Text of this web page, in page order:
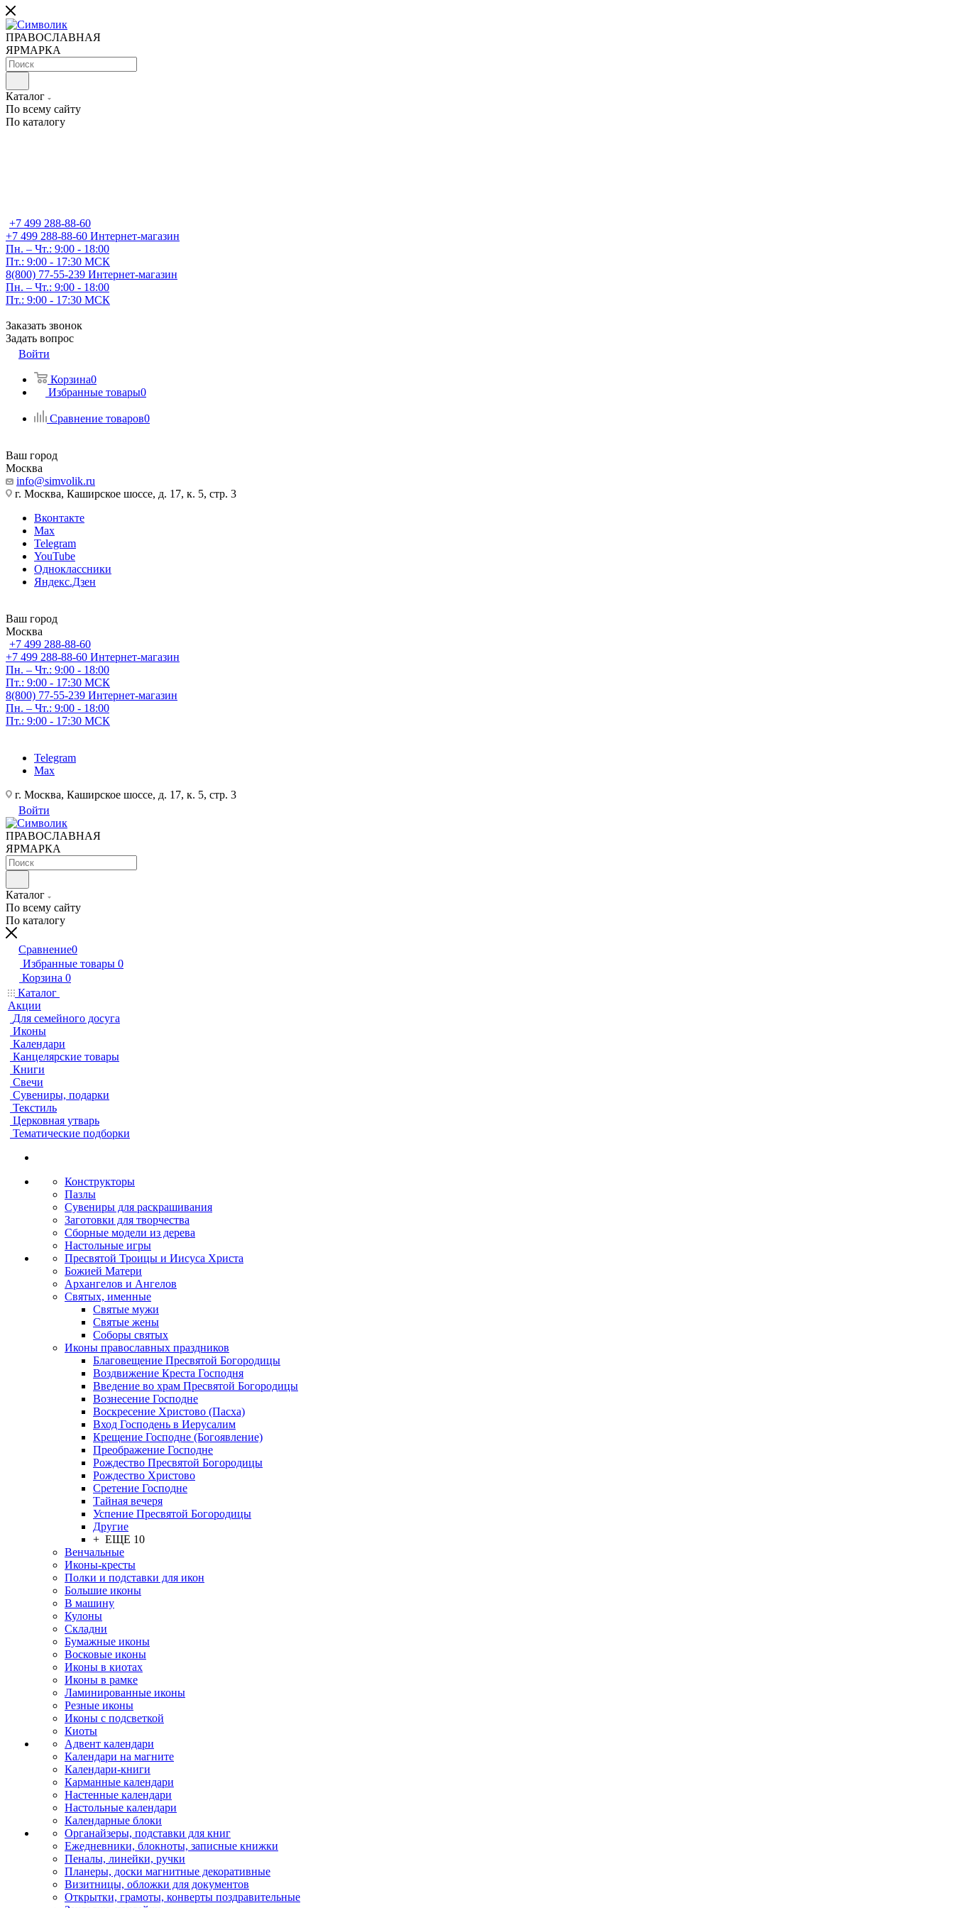
ПРАВОСЛАВНАЯ
ЯРМАРКА
Каталог
По всему сайту
По каталогу
+7 499 288-88-60
+7 499 288-88-60 Интернет-магазин
Пн. – Чт.: 9:00 - 18:00
Пт.: 9:00 - 17:30 МСК
8(800) 77-55-239 Интернет-магазин
Пн. – Чт.: 9:00 - 18:00
Пт.: 9:00 - 17:30 МСК
Заказать звонок
Задать вопрос
Войти
Корзина0
Избранные товары0
Сравнение товаров0
Ваш город
Москва
info@simvolik.ru
г. Москва, Каширское шоссе, д. 17, к. 5, стр. 3
Вконтакте
Max
Telegram
YouTube
Одноклассники
Яндекс.Дзен
Ваш город
Москва
+7 499 288-88-60
+7 499 288-88-60 Интернет-магазин
Пн. – Чт.: 9:00 - 18:00
Пт.: 9:00 - 17:30 МСК
8(800) 77-55-239 Интернет-магазин
Пн. – Чт.: 9:00 - 18:00
Пт.: 9:00 - 17:30 МСК
Telegram
Max
г. Москва, Каширское шоссе, д. 17, к. 5, стр. 3
Войти
ПРАВОСЛАВНАЯ
ЯРМАРКА
Каталог
По всему сайту
По каталогу
Сравнение0
Избранные товары 0
Корзина 0
Каталог
Акции
Для семейного досуга
Иконы
Календари
Канцелярские товары
Книги
Свечи
Сувениры, подарки
Текстиль
Церковная утварь
Тематические подборки
Конструкторы
Пазлы
Сувениры для раскрашивания
Заготовки для творчества
Сборные модели из дерева
Настольные игры
Пресвятой Троицы и Иисуса Христа
Божией Матери
Архангелов и Ангелов
Святых, именные
Святые мужи
Святые жены
Соборы святых
Иконы православных праздников
Благовещение Пресвятой Богородицы
Воздвижение Креста Господня
Введение во храм Пресвятой Богородицы
Вознесение Господне
Воскресение Христово (Пасха)
Вход Господень в Иерусалим
Крещение Господне (Богоявление)
Преображение Господне
Рождество Пресвятой Богородицы
Рождество Христово
Сретение Господне
Тайная вечеря
Успение Пресвятой Богородицы
Другие
+ ЕЩЕ 10
Венчальные
Иконы-кресты
Полки и подставки для икон
Большие иконы
В машину
Кулоны
Складни
Бумажные иконы
Восковые иконы
Иконы в киотах
Иконы в рамке
Ламинированные иконы
Резные иконы
Иконы с подсветкой
Киоты
Адвент календари
Календари на магните
Календари-книги
Карманные календари
Настенные календари
Настольные календари
Календарные блоки
Органайзеры, подставки для книг
Ежедневники, блокноты, записные книжки
Пеналы, линейки, ручки
Планеры, доски магнитные декоративные
Визитницы, обложки для документов
Открытки, грамоты, конверты поздравительные